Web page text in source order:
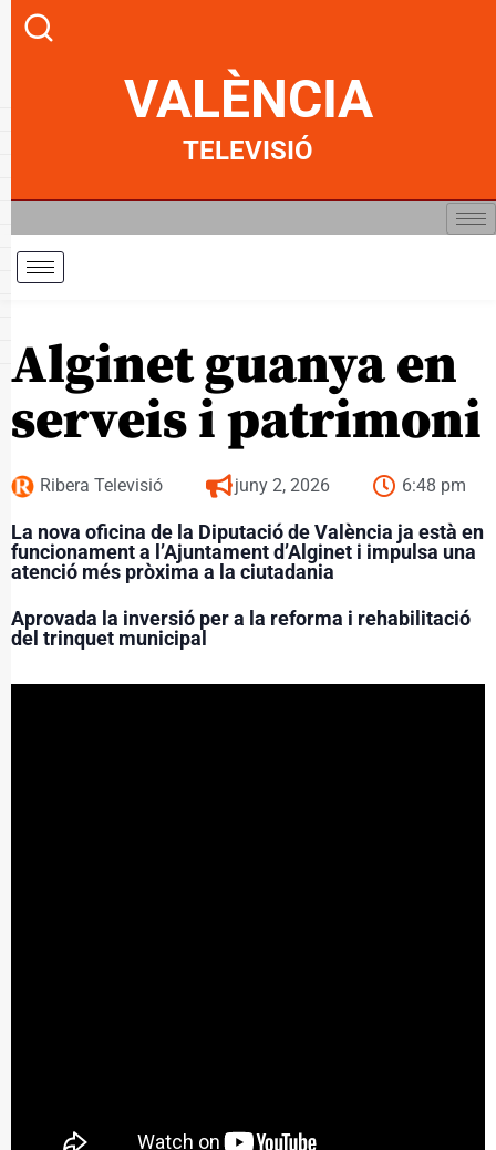
VALÈNCIA
TELEVISIÓ
Alginet guanya en
serveis i patrimoni
Ribera Televisió juny 2, 2026 6:48 pm
La nova oficina de la Diputació de València ja està en
funcionament a l’Ajuntament d’Alginet i impulsa una
atenció més pròxima a la ciutadania
Aprovada la inversió per a la reforma i rehabilitació
del trinquet municipal